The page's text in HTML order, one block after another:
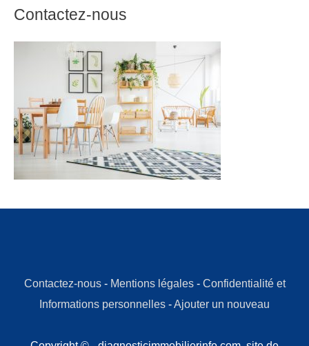
Contactez-nous
Contactez-nous- Mentions légales- Confidentialité et
Informations personnelles -Ajouter un nouveau